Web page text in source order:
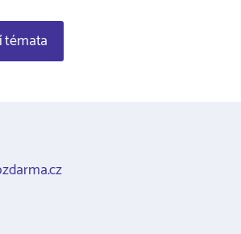
témata